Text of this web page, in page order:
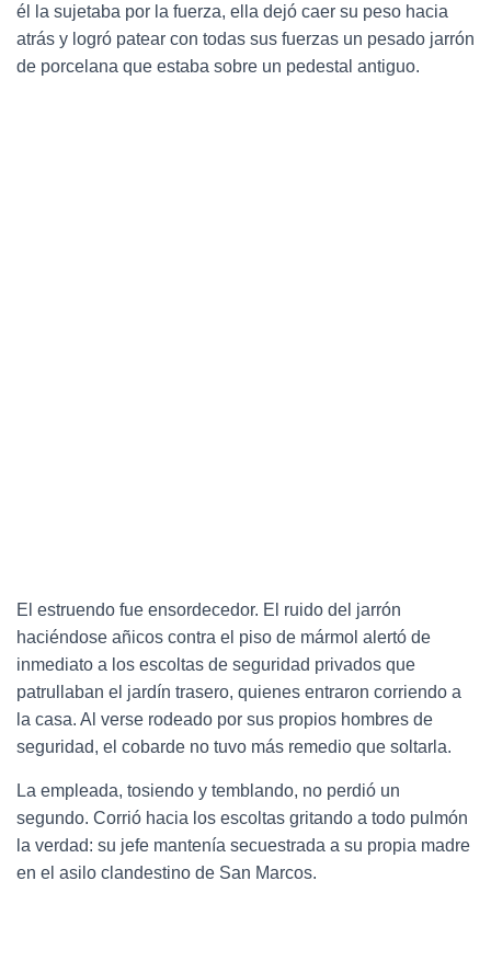
él la sujetaba por la fuerza, ella dejó caer su peso hacia
atrás y logró patear con todas sus fuerzas un pesado jarrón
de porcelana que estaba sobre un pedestal antiguo.
El estruendo fue ensordecedor. El ruido del jarrón
haciéndose añicos contra el piso de mármol alertó de
inmediato a los escoltas de seguridad privados que
patrullaban el jardín trasero, quienes entraron corriendo a
la casa. Al verse rodeado por sus propios hombres de
seguridad, el cobarde no tuvo más remedio que soltarla.
La empleada, tosiendo y temblando, no perdió un
segundo. Corrió hacia los escoltas gritando a todo pulmón
la verdad: su jefe mantenía secuestrada a su propia madre
en el asilo clandestino de San Marcos.